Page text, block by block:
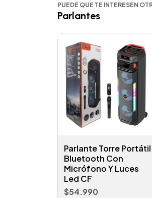
PUEDE QUE TE INTERESEN
Parlantes
Parlante Torre Portátil
Bluetooth Con
Micrófono Y Luces
Led CF
$54.990